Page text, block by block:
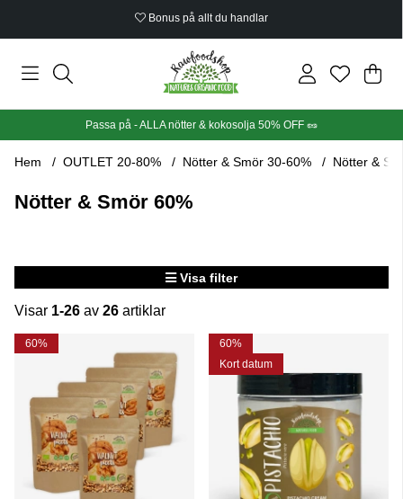
Ekologiskt certifierat
Din
.
Passa på - ALLA nötter & kokosolja 50% OFF 🥜
Hem OUTLET 20-80% Nötter & Smör 30-60% Nötter &
Nötter & Smör 60%
Visa filter
Visar 1-26 av 26 artiklar
Produkter
60%
60%
Kort datum